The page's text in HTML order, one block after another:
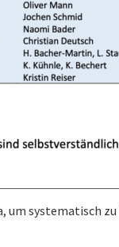
systematisch zu